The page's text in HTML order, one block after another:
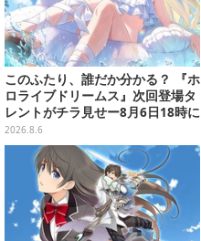
このふたり、誰だか分かる？ 『ホ
ロライブドリームス』次回登場タ
レントがチラ見せー8月6日18時に
詳細が公開
2026.8.6